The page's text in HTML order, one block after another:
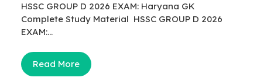
HSSC GROUP D 2026 EXAM: Haryana GK
Complete Study Material HSSC GROUP D 2026
EXAM:...
Read More